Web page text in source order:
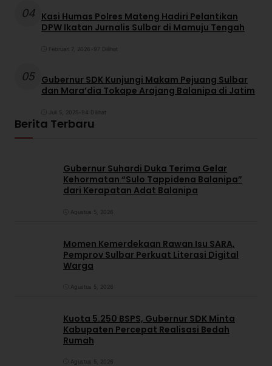
04 Kasi Humas Polres Mateng Hadiri Pelantikan
DPW Ikatan Jurnalis Sulbar di Mamuju Tengah
Februari 7, 2026 97 Dilihat
05 Gubernur SDK Kunjungi Makam Pejuang Sulbar
dan Mara’dia Tokape Arajang Balanipa di Jatim
Juli 5, 2025 94 Dilihat
Berita Terbaru
Gubernur Suhardi Duka Terima Gelar
Kehormatan “Sulo Tappidena Balanipa”
dari Kerapatan Adat Balanipa
Agustus 5, 2026
Momen Kemerdekaan Rawan Isu SARA,
Pemprov Sulbar Perkuat Literasi Digital
Warga
Agustus 5, 2026
Kuota 5.250 BSPS, Gubernur SDK Minta
Kabupaten Percepat Realisasi Bedah
Rumah
Agustus 5, 2026